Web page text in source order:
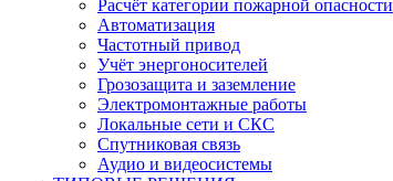
Расчёт категории пожарной опасности
Автоматизация
Частотный привод
Учёт энергоносителей
Грозозащита и заземление
Электромонтажные работы
Локальные сети и СКС
Спутниковая связь
Аудио и видеосистемы